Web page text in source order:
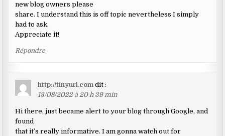
new blog owners please
share. I understand this is off topic nevertheless I simply
had to ask.
Appreciate it!
Répondre
http://tinyurl.com dit :
13/08/2022 à 20 h 39 min
Hi there, just became alert to your blog through Google, and
found
that it’s really informative. I am gonna watch out for